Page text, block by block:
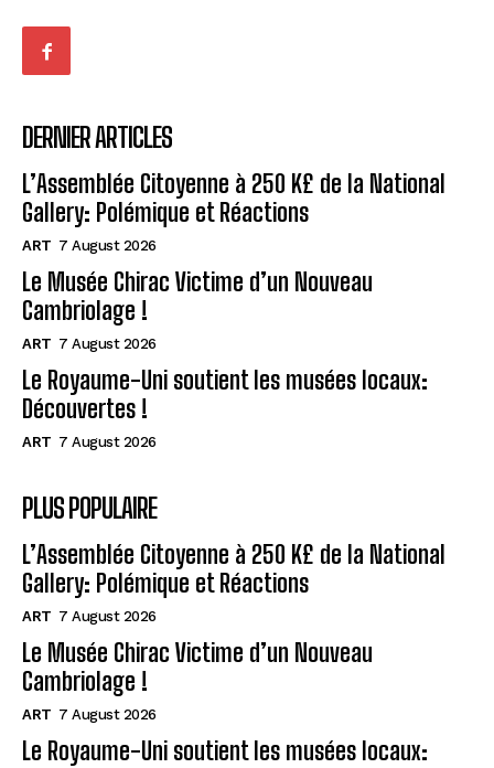
DERNIER ARTICLES
L’Assemblée Citoyenne à 250 K£ de la National
Gallery: Polémique et Réactions
ART 7 August 2026
Le Musée Chirac Victime d’un Nouveau
Cambriolage !
ART 7 August 2026
Le Royaume-Uni soutient les musées locaux:
Découvertes !
ART 7 August 2026
PLUS POPULAIRE
L’Assemblée Citoyenne à 250 K£ de la National
Gallery: Polémique et Réactions
ART 7 August 2026
Le Musée Chirac Victime d’un Nouveau
Cambriolage !
ART 7 August 2026
Le Royaume-Uni soutient les musées locaux: